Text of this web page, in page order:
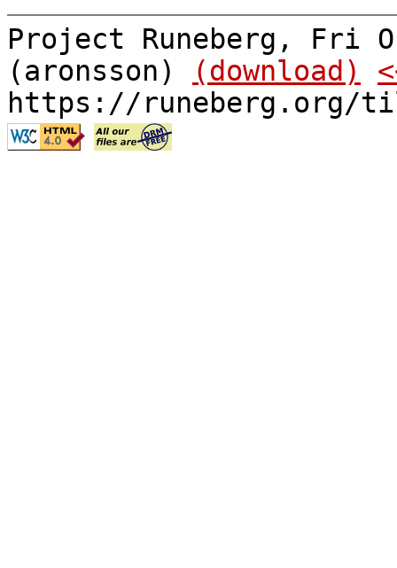
Project Runeberg, Fri
(aronsson)
(download)
https://runeberg.org/